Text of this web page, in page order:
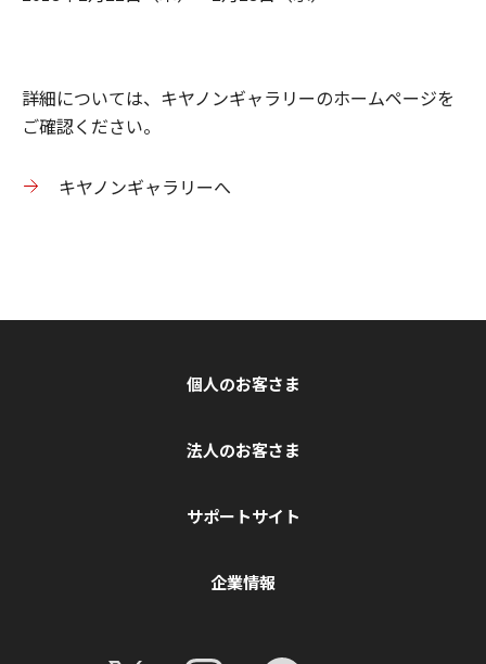
詳細については、キヤノンギャラリーのホームページを
ご確認ください。
キヤノンギャラリーへ
個人のお客さま
法人のお客さま
サポートサイト
企業情報